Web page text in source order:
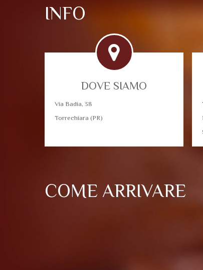
INFO
DOVE SIAMO
Via Badia, 38
Torrechiara (PR)
COME ARRIVARE